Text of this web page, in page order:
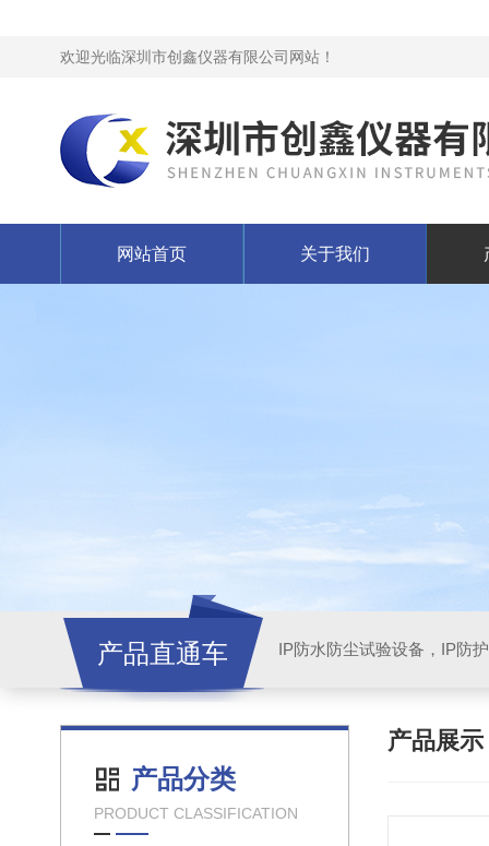
欢迎光临深圳市创鑫仪器有限公司网站！
网站首页 关于我们
产品直通车
产品分类
PRODUCT CLASSIFICATION
产品展示